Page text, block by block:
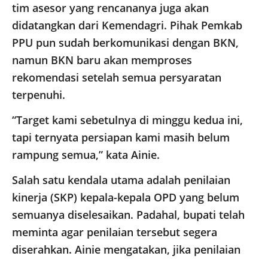
tim asesor yang rencananya juga akan
didatangkan dari Kemendagri. Pihak Pemkab
PPU pun sudah berkomunikasi dengan BKN,
namun BKN baru akan memproses
rekomendasi setelah semua persyaratan
terpenuhi.
“Target kami sebetulnya di minggu kedua ini,
tapi ternyata persiapan kami masih belum
rampung semua,” kata Ainie.
Salah satu kendala utama adalah penilaian
kinerja (SKP) kepala-kepala OPD yang belum
semuanya diselesaikan. Padahal, bupati telah
meminta agar penilaian tersebut segera
diserahkan. Ainie mengatakan, jika penilaian